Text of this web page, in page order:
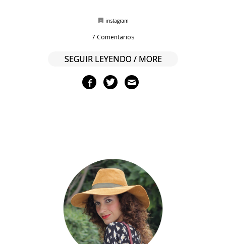
instagram
7 Comentarios
SEGUIR LEYENDO / MORE